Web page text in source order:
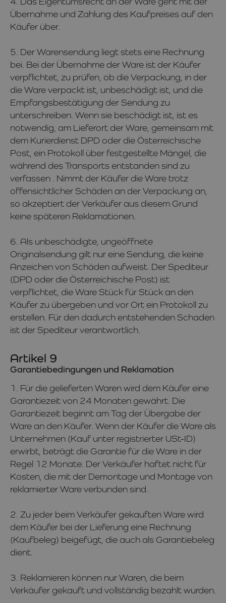
Übernahme und Zahlung des Kaufpreises auf den
Käufer über.
5. Der Warensendung liegt stets eine Rechnung
bei. Bei der Übernahme der Ware ist der Käufer
verpflichtet, zu prüfen, ob die Verpackung, in der
die Ware verpackt ist, unbeschädigt ist, und die
Empfangsbestätigung der Sendung zu
unterschreiben. Wenn sie beschädigt ist, ist es
notwendig, am Lieferort der Ware, gemeinsam mit
dem Kurierdienst DPD oder die Österreichische
Post, ein Protokoll über festgestellte Mängel, die
während des Transports entstanden sind zu
verfassen . Nimmt der Käufer die Ware trotz
offensichtlicher Schäden an der Verpackung an,
so akzeptiert der Verkäufer aus diesem Grund
keine späteren Reklamationen.
6. Als unbeschädigte, ungeöffnete
Originalsendung gilt nur eine Sendung, die keine
Anzeichen von Schäden aufweist. Der Spediteur
(DPD oder die Österreichische Post) ist
verpflichtet, die Ware Stück für Stück an den
Käufer zu übergeben und vor Ort ein Protokoll zu
erstellen. Für den dadurch entstehenden Schaden
ist der Spediteur verantwortlich.
Artikel 9
Garantiebedingungen und Reklamation
1. Für die gelieferten Waren wird dem Käufer eine
Garantiezeit von 24 Monaten gewährt. Die
Garantiezeit beginnt am Tag der Übergabe der
Ware an den Käufer. Wenn der Käufer die Ware als
Unternehmen (Kauf unter registrierter USt-ID)
erwirbt, beträgt die Garantie für die Ware in der
Regel 12 Monate. Der Verkäufer haftet nicht für
Kosten, die mit der Demontage und Montage von
reklamierter Ware verbunden sind.
2. Zu jeder beim Verkäufer gekauften Ware wird
dem Käufer bei der Lieferung eine Rechnung
(Kaufbeleg) beigefügt, die auch als Garantiebeleg
dient.
3. Reklamieren können nur Waren, die beim
Verkäufer gekauft und vollständig bezahlt wurden.